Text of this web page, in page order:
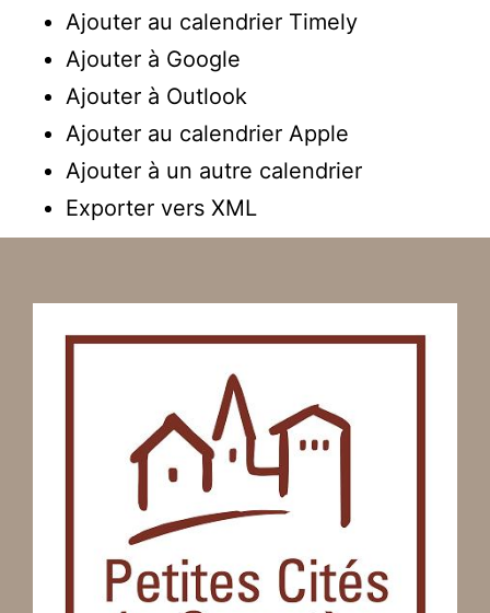
Ajouter au calendrier Timely
Ajouter à Google
Ajouter à Outlook
Ajouter au calendrier Apple
Ajouter à un autre calendrier
Exporter vers XML